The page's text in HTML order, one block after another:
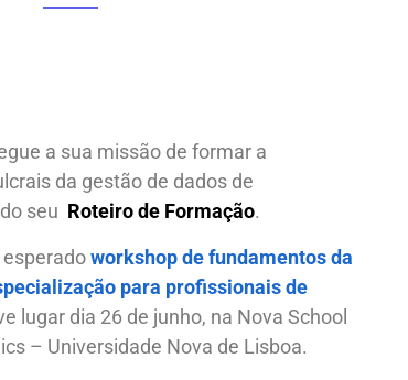
a sua missão de formar a
da gestão de dados de
seu Roteiro de Formação.
workshop de fundamentos da
para profissionais de
lugar dia 26 de junho, na Nova School
– Universidade Nova de Lisboa.